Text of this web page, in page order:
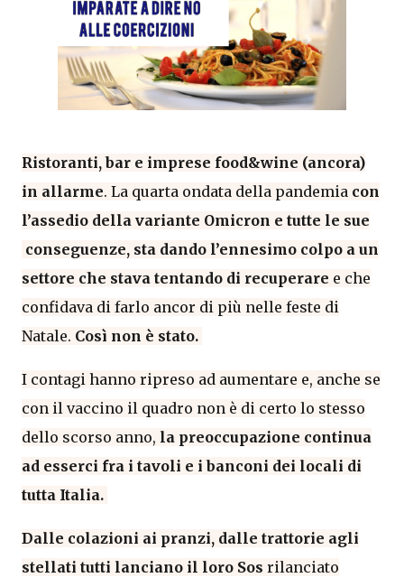
Ristoranti, bar e imprese food&wine (ancora)
in allarme. La quarta ondata della pandemia con
l’assedio della variante Omicron e tutte le sue
conseguenze, sta dando l’ennesimo colpo a un
settore che stava tentando di recuperare e che
confidava di farlo ancor di più nelle feste di
Natale. Così non è stato.
I contagi hanno ripreso ad aumentare e, anche se
con il vaccino il quadro non è di certo lo stesso
dello scorso anno, la preoccupazione continua
ad esserci fra i tavoli e i banconi dei locali di
tutta Italia.
Dalle colazioni ai pranzi, dalle trattorie agli
stellati tutti lanciano il loro Sos rilanciato